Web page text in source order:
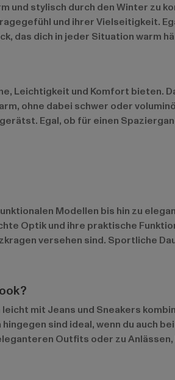
und stylisch durch den Winter zu
und ihrer Vielseitigkeit.
das dich in jeder Situation warm
Leichtigkeit und Komfort bieten.
ohne dabei schwer oder
Egal, ob für einen
Modellen bis hin zu
Optik und ihre praktische
versehen sind. Sportliche
mit Jeans und Sneakers
sind ideal, wenn du auch
Outfits oder zu